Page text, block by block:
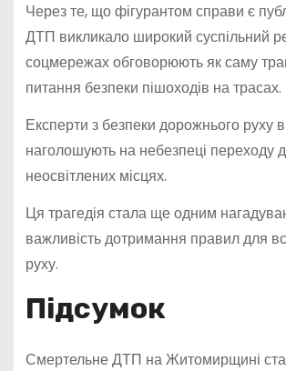
Через те, що фігурантом справи є
ДТП викликало широкий суспільний
соцмережах обговорюють як саму
питання безпеки пішоходів на трасах.
Експерти з безпеки дорожнього руху
наголошують на небезпеці переходу
неосвітлених місцях.
Ця трагедія стала ще одним
важливість дотримання правил для
руху.
Підсумок
Смертельне ДТП на Житомирщині